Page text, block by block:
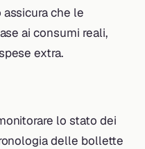
che le
ai consumi reali,
extra.
lo stato dei
delle bollette